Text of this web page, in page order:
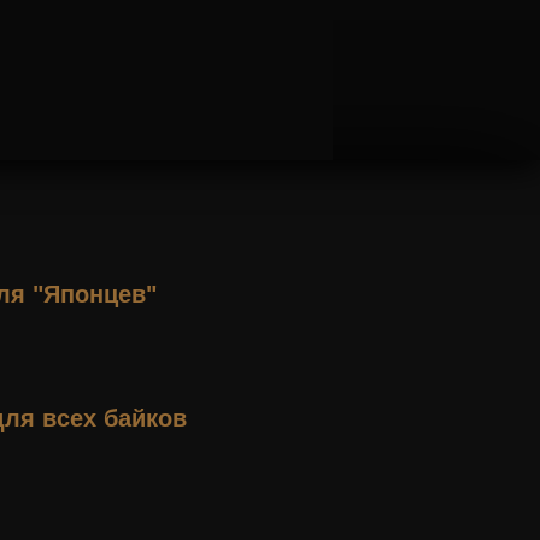
"Японцев"
всех байков